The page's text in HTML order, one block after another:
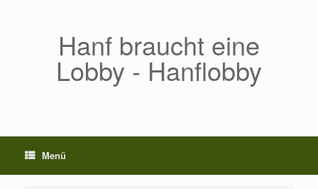
Hanf braucht eine
Lobby - Hanflobby
Menü